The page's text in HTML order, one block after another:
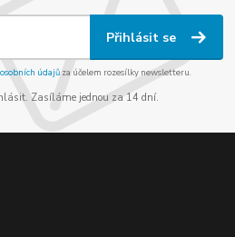
Přihlásit se
údajůza účelem rozesílky newsletteru.
Zasíláme jednou za 14 dní.